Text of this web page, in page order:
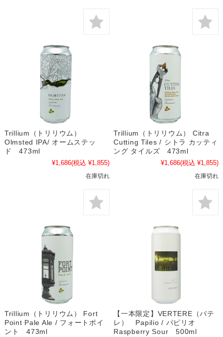
Trillium（トリリウム）
Olmsted IPA/ オームステッ
ド 473ml
¥1,686(税込 ¥1,855)
在庫切れ
Trillium（トリリウム） Citra
Cutting Tiles / シトラ カッティ
ング タイルズ 473ml
¥1,686(税込 ¥1,855)
在庫切れ
Trillium（トリリウム） Fort
Point Pale Ale / フォートポイ
ント 473ml
【一本限定】VERTERE（バテ
レ） Papilio / パピリオ
Raspberry Sour 500ml